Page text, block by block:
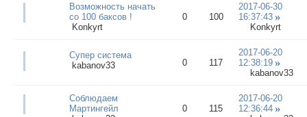
Возможность начать
со 100 баксов !
Konkyrt
0 100
2017-06-30
16:37:43
Konkyrt
Супер система
kabanov33
0 117
2017-06-20
12:38:19
kabanov33
Соблюдаем
Мартингейл
0 115
2017-06-20
12:36:44